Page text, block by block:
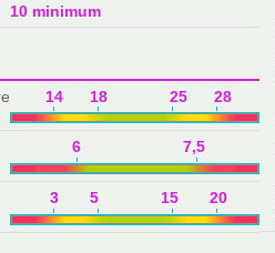
10 minimum
14 18 25 28
6 7,5
3 5 15 20